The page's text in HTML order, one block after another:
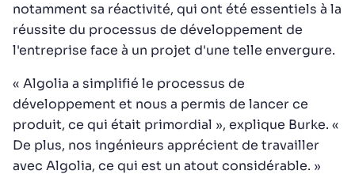
notamment sa réactivité, qui ont été essentiels à la
réussite du processus de développement de
l'entreprise face à un projet d'une telle envergure.
« Algolia a simplifié le processus de
développement et nous a permis de lancer ce
produit, ce qui était primordial », explique Burke. «
De plus, nos ingénieurs apprécient de travailler
avec Algolia, ce qui est un atout considérable. »